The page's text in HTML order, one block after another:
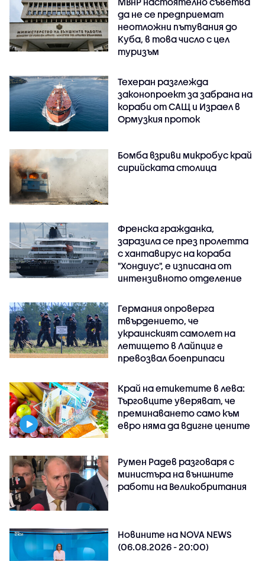
да не се предприемат
неотложни пътувания до
Куба, в това число с цел
туризъм
Техеран разглежда
законопроект за забрана на
кораби от САЩ и Израел в
Ормузкия проток
Бомба взриви микробус край
сирийската столица
Френска гражданка,
заразила се през пролетта
с хантавирус на кораба
"Хондиус", е изписана от
интензивното отделение
Германия опроверга
твърдението, че
украинският самолет на
летището в Лайпциг е
превозвал боеприпаси
Край на етикетите в лева:
Търговците уверяват, че
преминаването само към
евро няма да вдигне цените
Румен Радев разговаря с
министъра на външните
работи на Великобритания
Новините на NOVA NEWS
(06.08.2026 - 20:00)